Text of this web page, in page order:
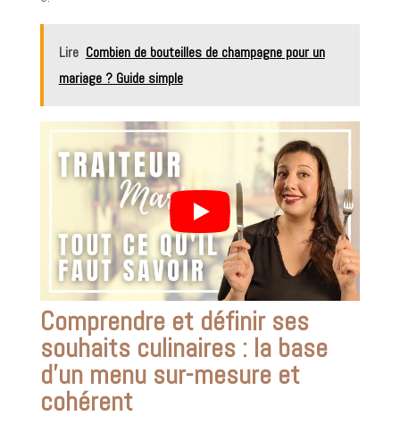
Lire Combien de bouteilles de champagne pour un
mariage ? Guide simple
Comprendre et définir ses
souhaits culinaires : la base
d’un menu sur-mesure et
cohérent